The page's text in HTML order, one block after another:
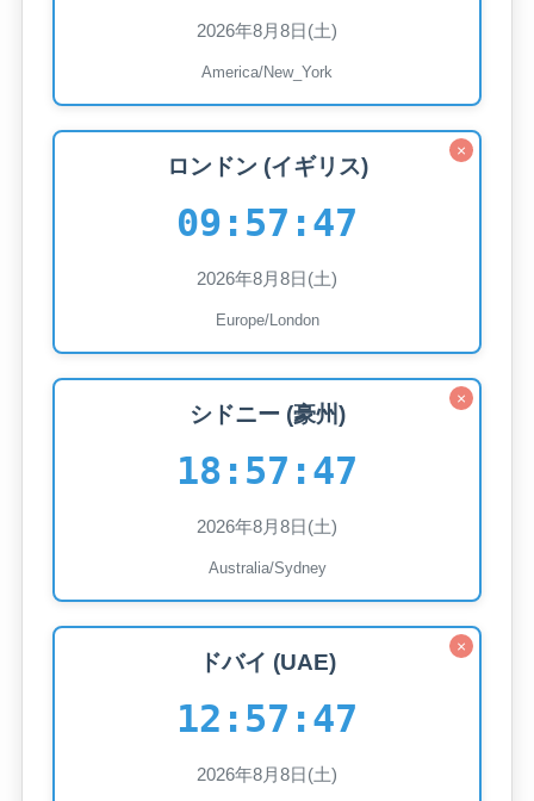
2026年8月8日(土)
America/New_York
×
ロンドン (イギリス)
09:57:49
2026年8月8日(土)
Europe/London
×
シドニー (豪州)
18:57:49
2026年8月8日(土)
Australia/Sydney
×
ドバイ (UAE)
12:57:49
2026年8月8日(土)